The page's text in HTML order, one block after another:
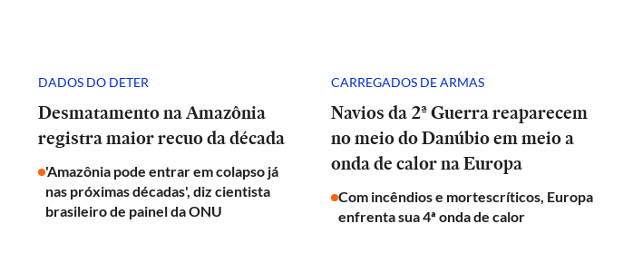
DADOS DO DETER
Desmatamento na Amazônia
registra maior recuo da década
'Amazônia pode entrar em colapso já
nas próximas décadas', diz cientista
brasileiro de painel da ONU
CARREGADOS DE ARMAS
Navios da 2ª Guerra reaparecem
no meio do Danúbio em meio a
onda de calor na Europa
Com incêndios e mortescríticos, Europa
enfrenta sua 4ª onda de calor